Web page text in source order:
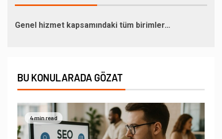
Genel hizmet kapsamındaki tüm birimler…
BU KONULARADA GÖZAT
4 min read